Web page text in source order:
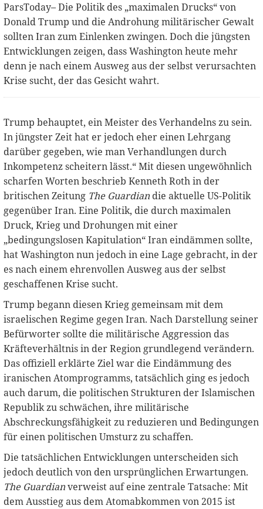
ParsToday– Die Politik des „maximalen Drucks“ von
Donald Trump und die Androhung militärischer Gewalt
sollten Iran zum Einlenken zwingen. Doch die jüngsten
Entwicklungen zeigen, dass Washington heute mehr
denn je nach einem Ausweg aus der selbst verursachten
Krise sucht, der das Gesicht wahrt.
Trump behauptet, ein Meister des Verhandelns zu sein.
In jüngster Zeit hat er jedoch eher einen Lehrgang
darüber gegeben, wie man Verhandlungen durch
Inkompetenz scheitern lässt.“ Mit diesen ungewöhnlich
scharfen Worten beschrieb Kenneth Roth in der
britischen Zeitung The Guardian die aktuelle US-Politik
gegenüber Iran. Eine Politik, die durch maximalen
Druck, Krieg und Drohungen mit einer
„bedingungslosen Kapitulation“ Iran eindämmen sollte,
hat Washington nun jedoch in eine Lage gebracht, in der
es nach einem ehrenvollen Ausweg aus der selbst
geschaffenen Krise sucht.
Trump begann diesen Krieg gemeinsam mit dem
israelischen Regime gegen Iran. Nach Darstellung seiner
Befürworter sollte die militärische Aggression das
Kräfteverhältnis in der Region grundlegend verändern.
Das offiziell erklärte Ziel war die Eindämmung des
iranischen Atomprogramms, tatsächlich ging es jedoch
auch darum, die politischen Strukturen der Islamischen
Republik zu schwächen, ihre militärische
Abschreckungsfähigkeit zu reduzieren und Bedingungen
für einen politischen Umsturz zu schaffen.
Die tatsächlichen Entwicklungen unterscheiden sich
jedoch deutlich von den ursprünglichen Erwartungen.
The Guardianverweist auf eine zentrale Tatsache: Mit
dem Ausstieg aus dem Atomabkommen von 2015 ist